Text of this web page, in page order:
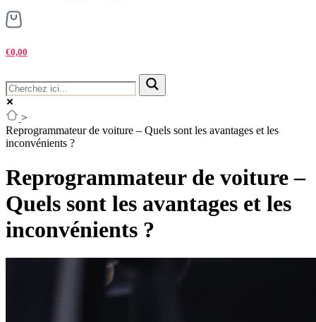
€0,00
>
Reprogrammateur de voiture – Quels sont les avantages et les
inconvénients ?
Reprogrammateur de voiture –
Quels sont les avantages et les
inconvénients ?